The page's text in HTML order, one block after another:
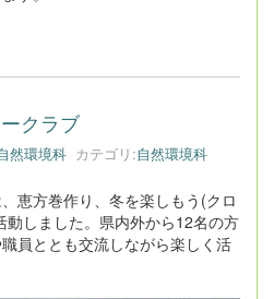
クラブ
然環境科 カテゴリ:自然環境科
恵方巻作り、冬を楽しもう(クロ
動しました。県内外から12名の方
員ととも交流しながら楽しく活